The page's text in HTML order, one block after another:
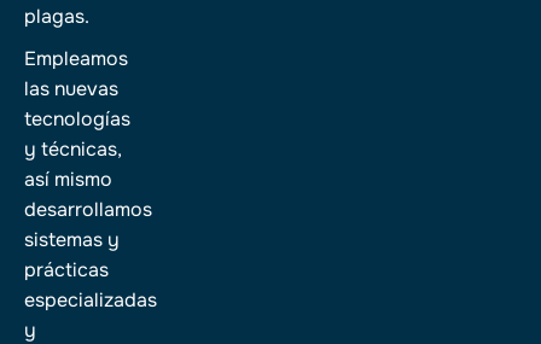
plagas.
Empleamos
las nuevas
tecnologías
y técnicas,
así mismo
desarrollamos
sistemas y
prácticas
especializadas
y